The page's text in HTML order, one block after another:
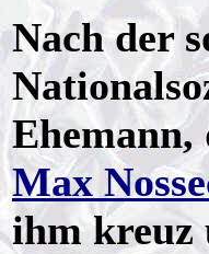
Nach der
Ehemann,
Max
ihm kreuz